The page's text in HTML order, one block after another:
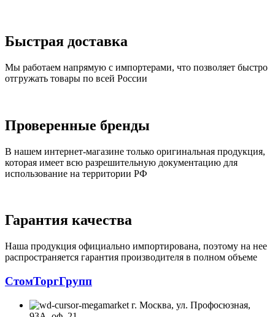
Быстрая доставка
Мы работаем напрямую с импортерами, что позволяет быстро
отгружать товары по всей России
Проверенные бренды
В нашем интернет-магазине только оригинальная продукция,
которая имеет всю разрешительную документацию для
использование на территории РФ
Гарантия качества
Наша продукция официально импортирована, поэтому на нее
распространяется гарантия производителя в полном объеме
СтомТоргГрупп
г. Москва, ул. Профосюзная,